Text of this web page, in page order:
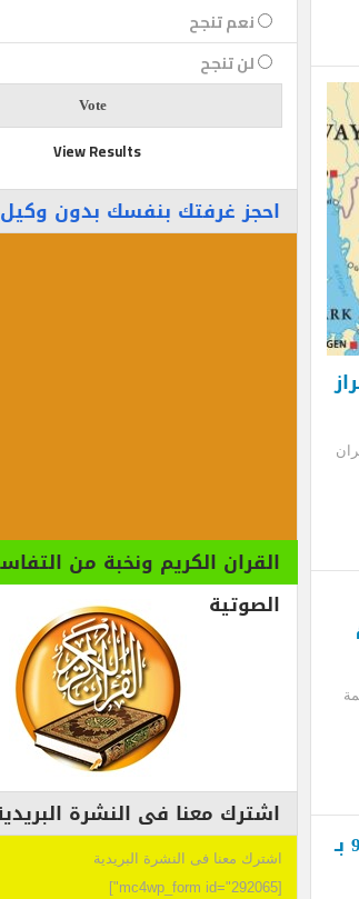
نعم تنجح
لن تنجح
View Results
احجز غرفتك بنفسك بدون وكيل وعمولة
القران الكريم ونخبة من التفاسير
اشترك معنا فى النشرة البريدية
اشترك معنا فى النشرة البريدية